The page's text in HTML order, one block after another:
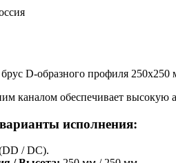
D-образного профиля
каналом обеспечивает
исполнения:
/ DC).